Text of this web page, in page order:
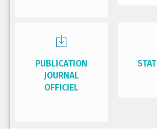
PUBLICATION
JOURNAL
OFFICIEL